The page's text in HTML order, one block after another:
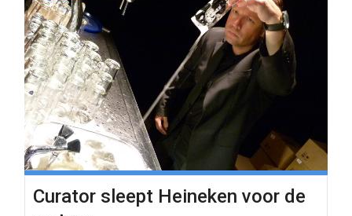
Curator sleept Heineken voor de